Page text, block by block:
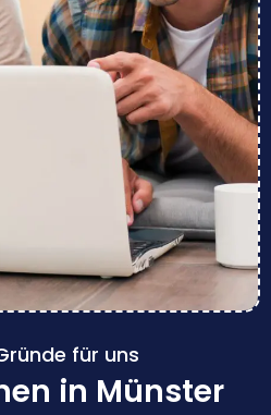
für uns
in Münster